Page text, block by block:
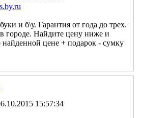
и б\у. Гарантия от года до трех.
городе. Найдите цену ниже и
найденной цене + подарок - сумку
15:57:34